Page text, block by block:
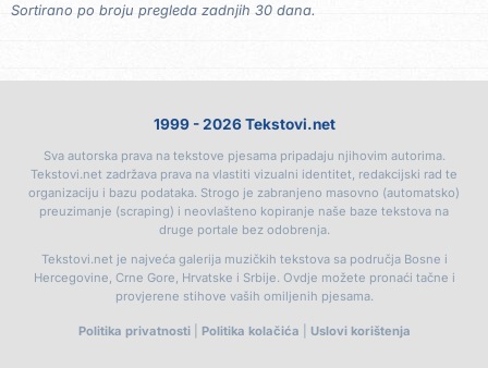
21. Azra Husarkić Ako treba
Premalo
25. Azra Husarkić Omađijana 06.08
26. Azra Husarkić Svaka žena 06.08
Svirajte mu onu našu
28. Azra Husarkić Oče i majko 06.08
10. Halid Bešlić Ljiljani
Rekla si mi
14. Karlo! Mon amour 6 395
15. Vesna Zmijanac Ovo u grudima 6 363
16. Džej Ramadanovski Ova mačka do mene
17. Amira Medunjanin Pjevat ćemo šta nam srce zna 5 877
Sortirano po broju pregleda zadnjih 30 dana.
1999 - 2026 Tekstovi.net
Sva autorska prava na tekstove pjesama pripadaju njihovim autorima.
Tekstovi.net zadržava prava na vlastiti vizualni identitet, redakcijski rad te
organizaciju i bazu podataka. Strogo je zabranjeno masovno (automatsko)
preuzimanje (scraping) i neovlašteno kopiranje naše baze tekstova na
druge portale bez odobrenja.
Tekstovi.net je najveća galerija muzičkih tekstova sa područja Bosne i
Hercegovine, Crne Gore, Hrvatske i Srbije. Ovdje možete pronaći tačne i
provjerene stihove vaših omiljenih pjesama.
Politika privatnosti| Politika kolačića Uslovi korištenja